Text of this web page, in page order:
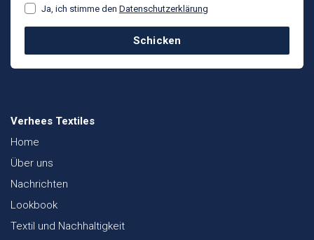
Ja, ich stimme den Datenschutzerklärung
Schicken
Verhees Textiles
Home
Über uns
Nachrichten
Lookbook
Textil und Nachhaltigkeit